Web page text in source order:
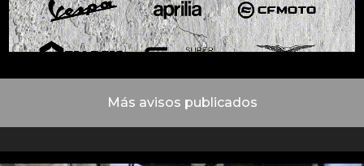
Más avisos publicados